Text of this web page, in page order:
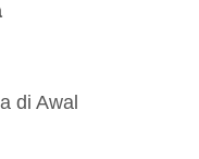
di Awal